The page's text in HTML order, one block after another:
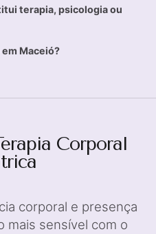
terapia, psicologia ou
Maceió?
Corporal
corporal e presença
mais sensível com o